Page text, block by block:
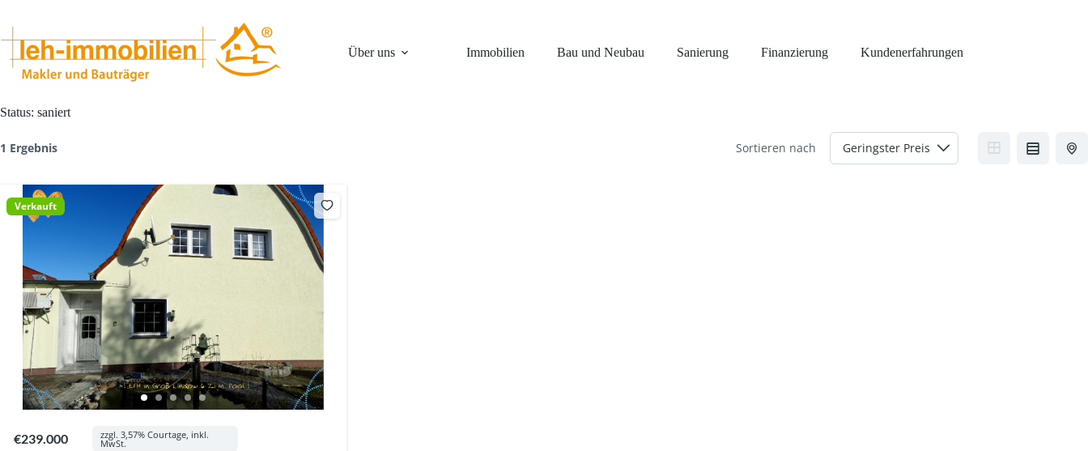
Über uns
Immobilien Bau und Neubau Sanierung Finanzierung Kundenerfahrungen
Status: saniert
1 Ergebnis Sortieren nach
Verkauft
€239.000 zzgl. 3,57% Courtage, inkl.
MwSt.